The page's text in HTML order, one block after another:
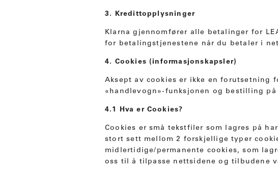
3. Kredittopplysninger
Klarna gjennomfører alle betalinger for
for betalingstjenestene når du betaler i
4. Cookies (informasjonskapsler)
Aksept av cookies er ikke en forutsetning
«handlevogn»-funksjonen og bestilling
4.1 Hva er Cookies?
Cookies er små tekstfiler som lagres på
stort sett mellom 2 forskjellige typer
midlertidige/permanente cookies, som
oss til å tilpasse nettsidene og tilbudene